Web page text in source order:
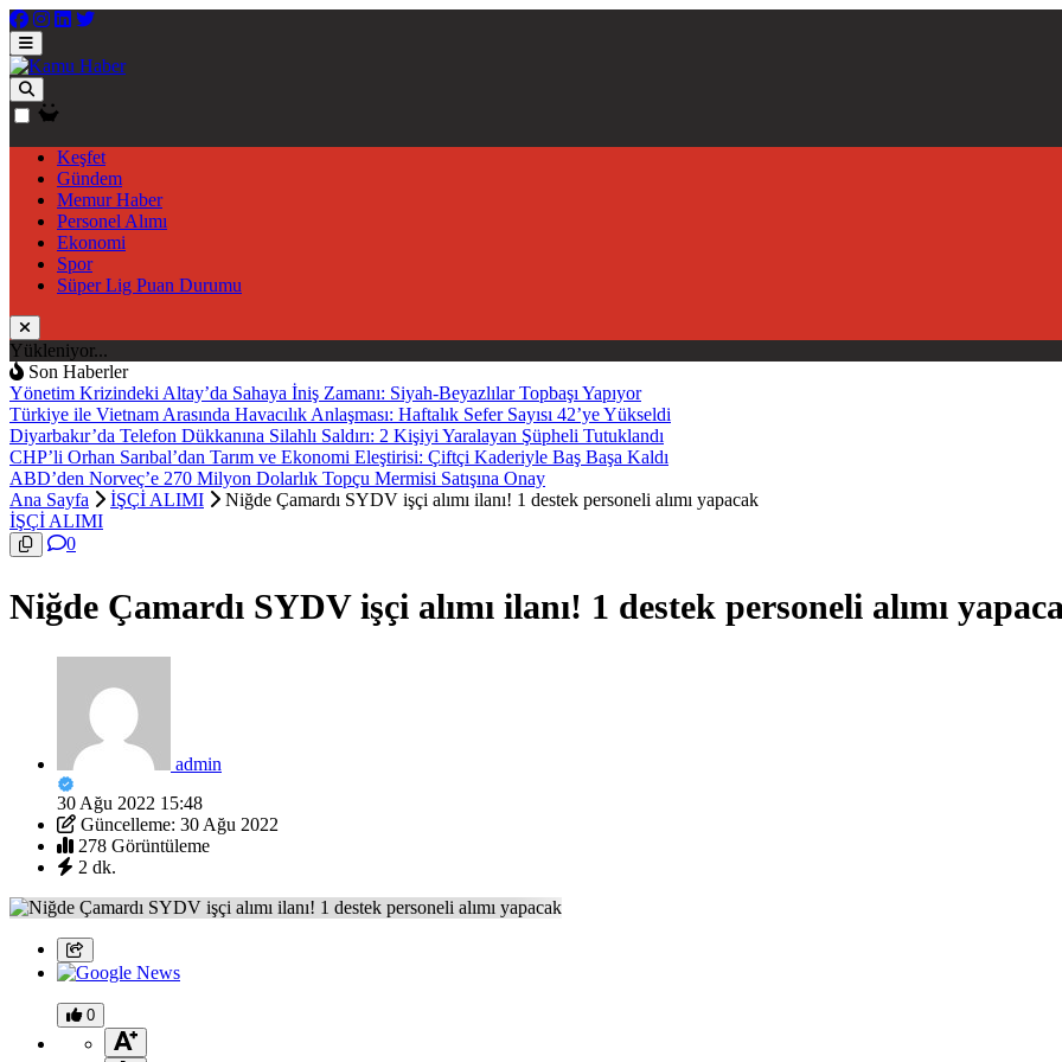
Keşfet
Gündem
Memur Haber
Personel Alımı
Ekonomi
Spor
Süper Lig Puan Durumu
Yükleniyor...
Son Haberler
Yönetim Krizindeki Altay’da Sahaya İniş Zamanı: Siyah-Beyazlılar Topbaşı Yapıyor
Türkiye ile Vietnam Arasında Havacılık Anlaşması: Haftalık Sefer Sayısı 42’ye Yükseldi
Diyarbakır’da Telefon Dükkanına Silahlı Saldırı: 2 Kişiyi Yaralayan Şüpheli Tutuklandı
CHP’li Orhan Sarıbal’dan Tarım ve Ekonomi Eleştirisi: Çiftçi Kaderiyle Baş Başa Kaldı
ABD’den Norveç’e 270 Milyon Dolarlık Topçu Mermisi Satışına Onay
Ana Sayfa
İŞÇİ ALIMI
Niğde Çamardı SYDV işçi alımı ilanı! 1 destek personeli alımı yapacak
İŞÇİ ALIMI
0
Niğde Çamardı SYDV işçi alımı ilanı! 1 destek personeli alımı
admin
30 Ağu 2022 15:48
Güncelleme: 30 Ağu 2022
278 Görüntüleme
2 dk.
0